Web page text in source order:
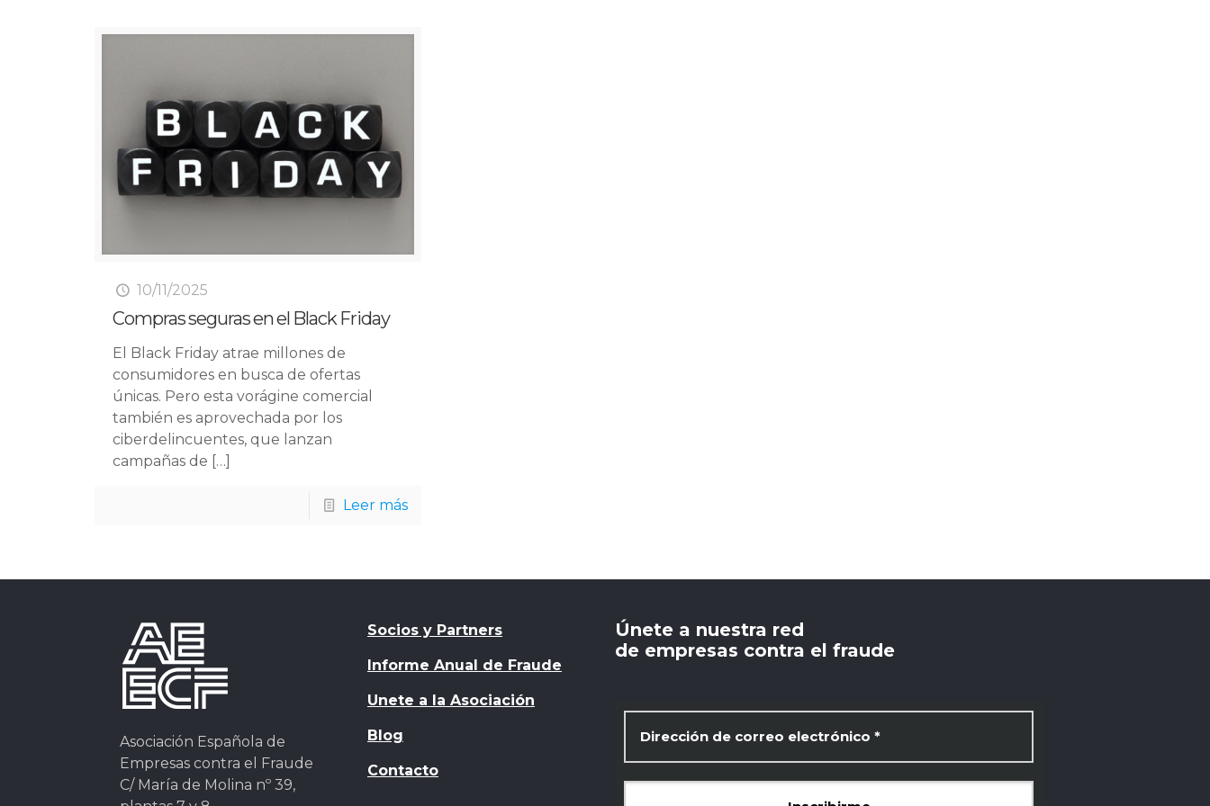
10/11/2025
Compras seguras en el Black Friday
El Black Friday atrae millones de
consumidores en busca de ofertas
únicas. Pero esta vorágine comercial
también es aprovechada por los
ciberdelincuentes, que lanzan
campañas de […]
Leer más
Asociación Española de
Empresas contra el Fraude
C/ María de Molina nº 39,
Socios y Partners
Informe Anual de Fraude
Unete a la Asociación
Blog
Contacto
Únete a nuestra red
de empresas contra el fraude